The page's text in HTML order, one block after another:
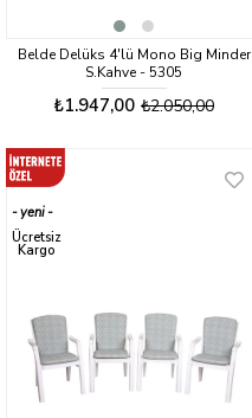
Belde Delüks 4'lü Mono Big Minder
S.Kahve - 5305
₺1.947,00 ₺2.050,00
yeni
ürün
Ücretsiz
Kargo